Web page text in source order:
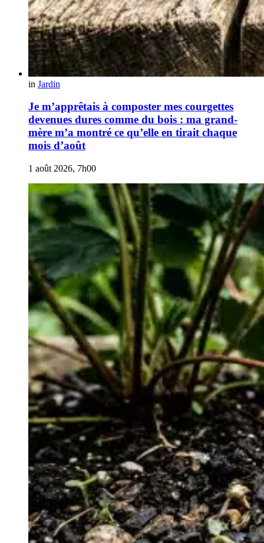
in Jardin
Je m’apprêtais à composter mes courgettes
devenues dures comme du bois : ma grand-
mère m’a montré ce qu’elle en tirait chaque
mois d’août
1 août 2026, 7h00